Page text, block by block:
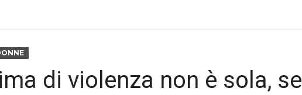
di violenza non è sola, se